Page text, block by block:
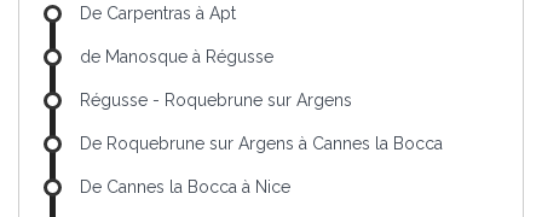
De Carpentras à Apt
de Manosque à Régusse
Régusse - Roquebrune sur Argens
De Roquebrune sur Argens à Cannes la Bocca
De Cannes la Bocca à Nice